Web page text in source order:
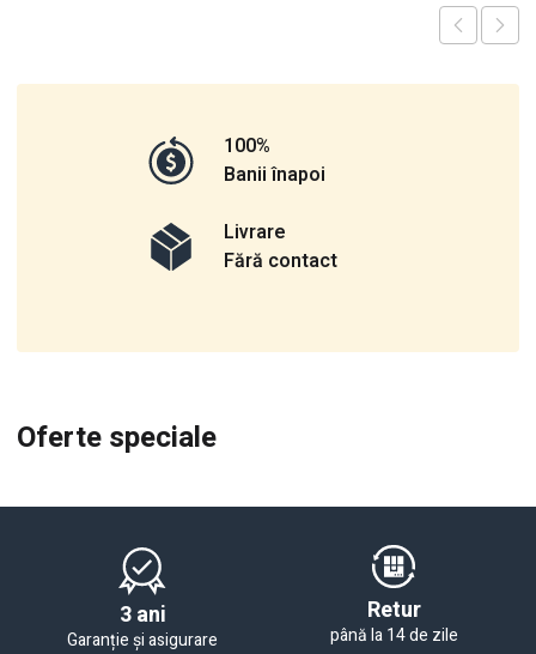
100%
Banii înapoi
Livrare
Fără contact
Oferte speciale
3 ani
Garanție și asigurare
Retur
până la 14 de zile